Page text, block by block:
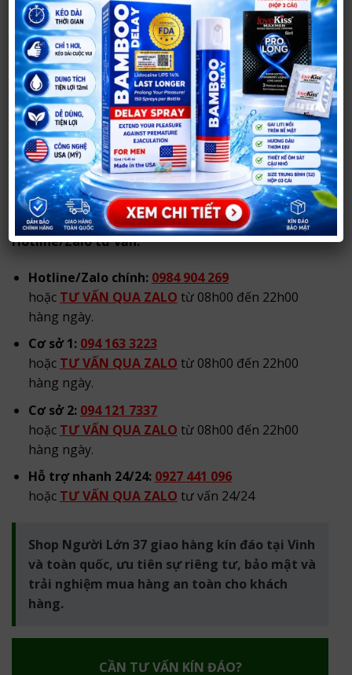
bên ngoài.
Địa chỉ cửa hàng:
Cơ sở 1:
290 Võ Nguyên Hiến, TP Vinh, Nghệ An
(đường Phong Đình Cảng cũ, TP. Vinh).
XEM CHỈ ĐƯỜNG TỚI CỬA HÀNG
Cơ sở 2:
21 Đốc Thiết, TP Vinh, Nghệ An.
Tạm thời đóng cửa.
Hotline/Zalo tư vấn:
Hotline/Zalo chính: 0984 904 269
hoặc TƯ VẤN QUA ZALO từ 08h00 đến 22h00
hàng ngày.
Cơ sở 1: 094 163 3223
hoặc TƯ VẤN QUA ZALO từ 08h00 đến 22h00
hàng ngày.
Cơ sở 2: 094 121 7337
hoặc TƯ VẤN QUA ZALO từ 08h00 đến 22h00
hàng ngày.
Hỗ trợ nhanh 24/24: 0927 441 096
hoặc TƯ VẤN QUA ZALO tư vấn 24/24
Shop Người Lớn 37 giao hàng kín đáo tại Vinh
và toàn quốc, ưu tiên sự riêng tư, bảo mật và
trải nghiệm mua hàng an toàn cho khách
hàng.
CẦN TƯ VẤN KÍN ĐÁO?